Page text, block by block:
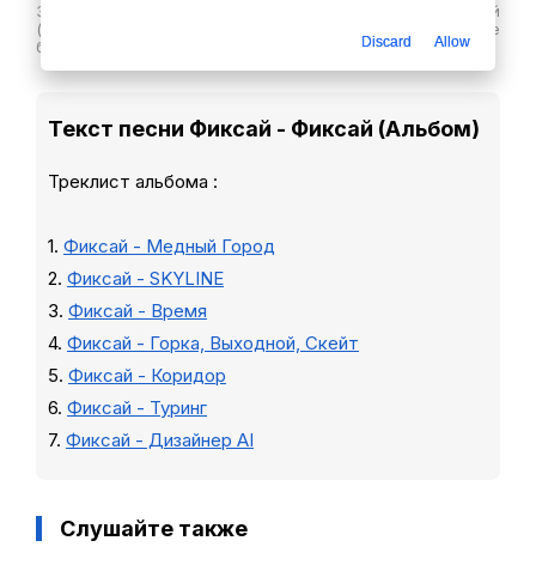
Здесь вы можете скачать песню Фиксай - Фиксай
(Альбом) в хорошем качестве или слушайте ее
бесплатнов любое удобное время
Текст песни Фиксай - Фиксай (Альбом)
Треклист альбома :
1. Фиксай - Медный Город
2. Фиксай - SKYLINE
3. Фиксай - Время
4. Фиксай - Горка, Выходной, Скейт
5. Фиксай - Коридор
6. Фиксай - Туринг
7. Фиксай - Дизайнер AI
Слушайте также
Discard Allow